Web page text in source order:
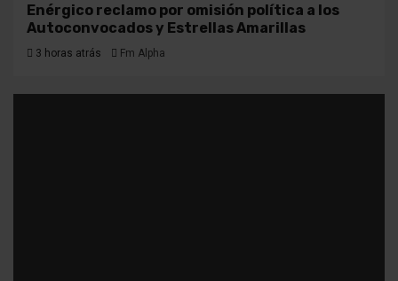
Enérgico reclamo por omisión política a los
Autoconvocados y Estrellas Amarillas
3 horas atrás Fm Alpha